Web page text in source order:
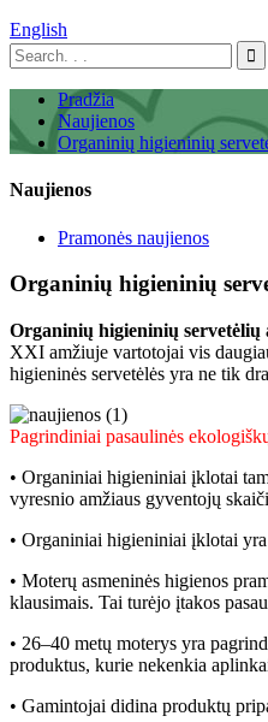
English
Pradžia
Naujienos
Organinių higieninių
Naujienos
Pramonės naujienos
Organinių higieninių
Organinių higieninių servetėlių
XXI amžiuje vartotojai vis
higieninės servetėlės ​​yra ne tik
Pagrindiniai pasaulinės
• Organiniai higieniniai įklotai
vyresnio amžiaus gyventojų
• Organiniai higieniniai įklotai
• Moterų asmeninės higienos
klausimais. Tai turėjo įtakos
• 26–40 metų moterys yra
produktus, kurie nekenkia
• Gamintojai didina produktų